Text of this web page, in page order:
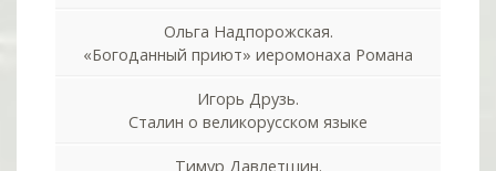
Ольга Надпорожская.
«Богоданный приют» иеромонаха Романа
Игорь Друзь.
Сталин о великорусском языке
Тимур Давлетшин.